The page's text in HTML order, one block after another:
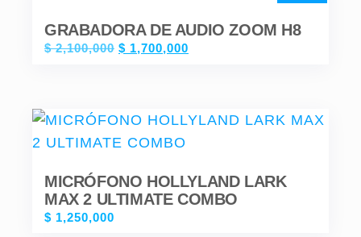
GRABADORA DE AUDIO ZOOM H8
$2,100,000 $ 1,700,000
MICRÓFONO HOLLYLAND LARK
MAX 2 ULTIMATE COMBO
$ 1,250,000